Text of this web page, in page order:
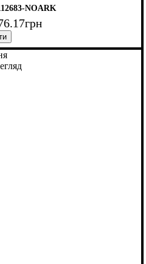
NOARK
.17грн
: автомат
струм, А: 350
: 3 kA: 25
: тепловий і електромагнітний
TM